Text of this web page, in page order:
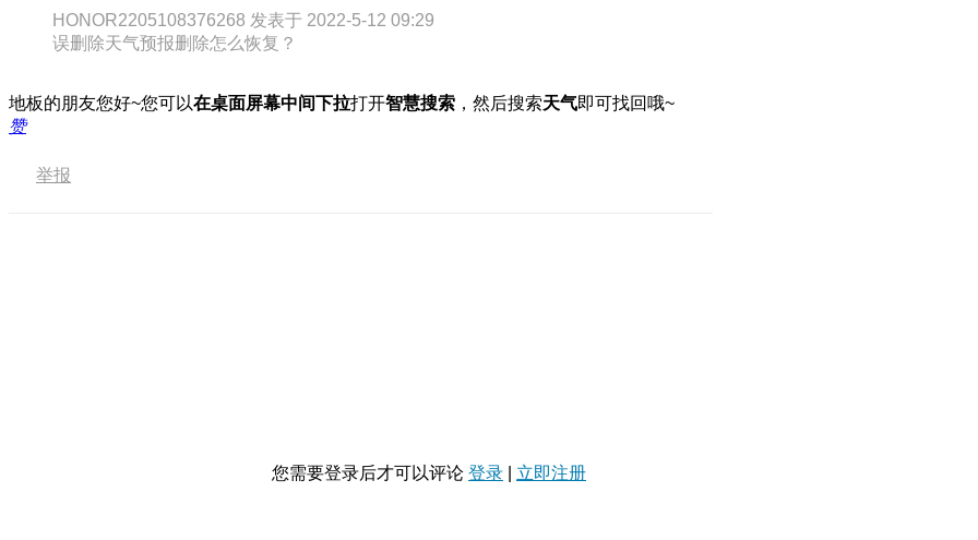
HONOR2205108376268 发表于 2022-5-12 09:29
误删除天气预报删除怎么恢复？
地板的朋友您好~您可以在桌面屏幕中间下拉打开智慧搜索 ，然后搜索天气即可找回哦~
赞
举报
您需要登录后才可以评论 登录 立即注册